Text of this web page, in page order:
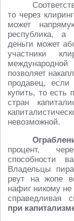
то через
может
республика, а
деньги может
участники
позволяет
продавец,
купить, то есть
стран
невозможной.
процент,
способности
Владельцы
рвут на жопе
нафиг никому
справедливая
при